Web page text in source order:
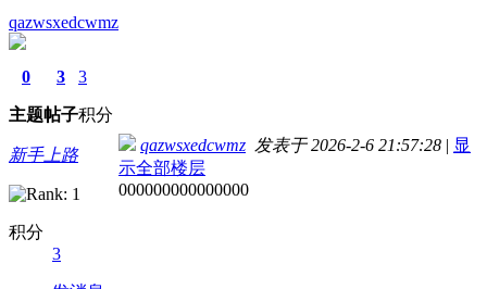
qazwsxedcwmz
0
主题
3
帖子
3
积分
新手上路
积分
3
qazwsxedcwmz 发表于 2026-2-6 21:57:28 | 显
示全部楼层
000000000000000